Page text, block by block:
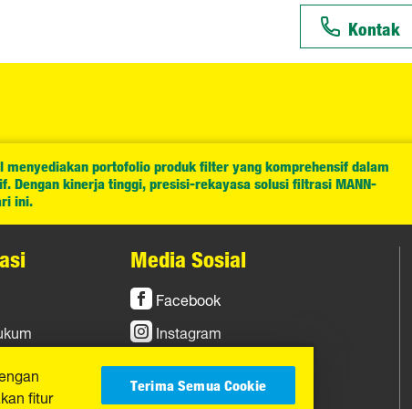
Kontak
portofolio produk filter yang komprehensif dalam
Dengan kinerja tinggi, presisi-rekayasa solusi filtrasi MANN-
ini.
Media Sosial
Facebook
Instagram
YouTube
fitur
Terima Semua Cookie